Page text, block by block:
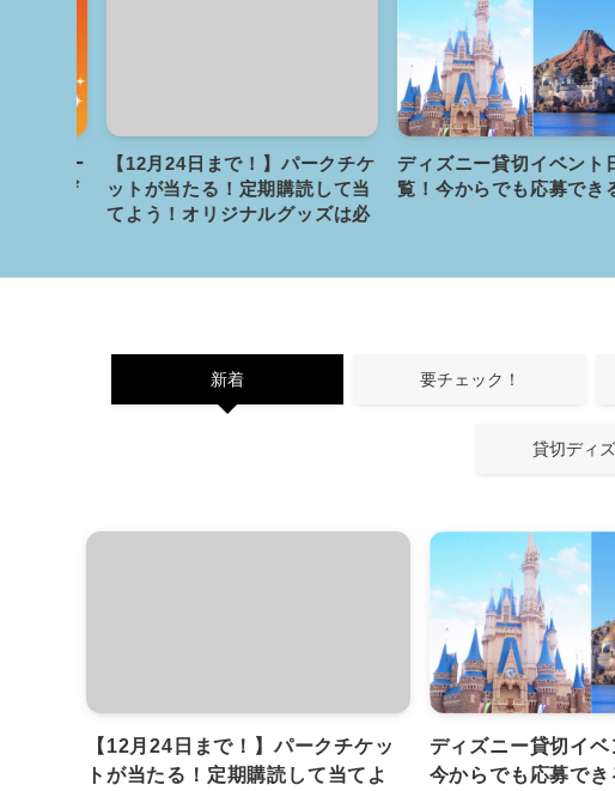
【12月24日まで！】パークチケ
ットが当たる！定期購読して当
てよう！オリジナルグッズは必
ディズニー貸切イベント日
覧！今からでも応募できる
新着 要チェック！
貸切ディ
【12月24日まで！】パークチケッ
トが当たる！定期購読して当てよ
ディズニー貸切イベ
今からでも応募でき